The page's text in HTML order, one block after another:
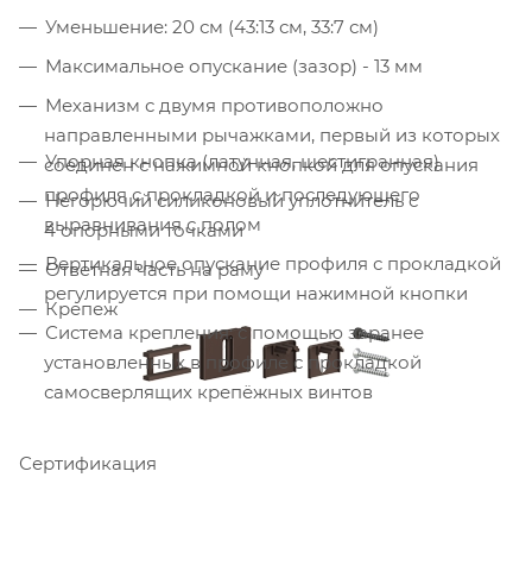
Уменьшение: 20 см (43:13 см, 33:7 см)
Максимальное опускание (зазор) - 13 мм
Механизм с двумя противоположно
направленными рычажками, первый из которых
соединён с нажимной кнопкой для опускания
профиля с прокладкой и последующего
выравнивания с полом
Вертикальное опускание профиля с прокладкой
регулируется при помощи нажимной кнопки
Система крепления: с помощью заранее
установленных в профиле с прокладкой
самосверлящих крепёжных винтов
Упорная кнопка (латунная, шестигранная)
Негорючий силиконовый уплотнитель с
4 опорными точками
Ответная часть на раму
Крепеж
Сертификация